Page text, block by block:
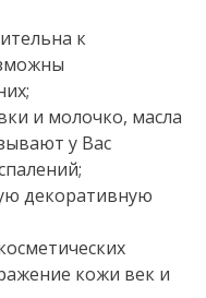
к
и молочко, масла
у Вас
декоративную
кожи век и